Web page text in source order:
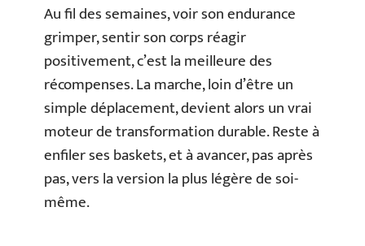
Au fil des semaines, voir son endurance
grimper, sentir son corps réagir
positivement, c’est la meilleure des
récompenses. La marche, loin d’être un
simple déplacement, devient alors un vrai
moteur de transformation durable. Reste à
enfiler ses baskets, et à avancer, pas après
pas, vers la version la plus légère de soi-
même.